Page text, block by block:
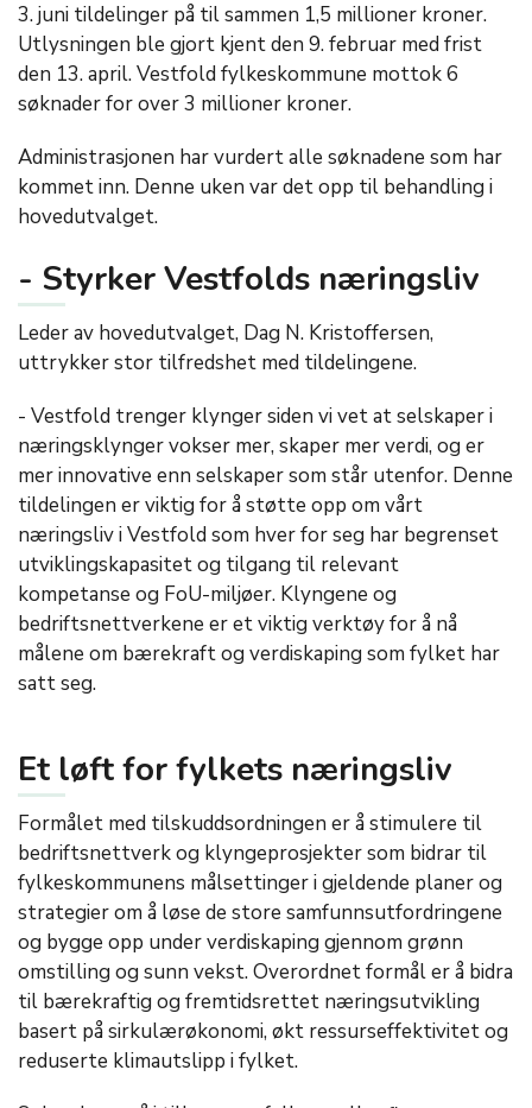
3. juni tildelinger på til sammen 1,5 millioner kroner.
Utlysningen ble gjort kjent den 9. februar med frist
den 13. april. Vestfold fylkeskommune mottok 6
søknader for over 3 millioner kroner.
Administrasjonen har vurdert alle søknadene som har
kommet inn. Denne uken var det opp til behandling i
hovedutvalget.
- Styrker Vestfolds næringsliv
Leder av hovedutvalget, Dag N. Kristoffersen,
uttrykker stor tilfredshet med tildelingene.
- Vestfold trenger klynger siden vi vet at selskaper i
næringsklynger vokser mer, skaper mer verdi, og er
mer innovative enn selskaper som står utenfor. Denne
tildelingen er viktig for å støtte opp om vårt
næringsliv i Vestfold som hver for seg har begrenset
utviklingskapasitet og tilgang til relevant
kompetanse og FoU-miljøer. Klyngene og
bedriftsnettverkene er et viktig verktøy for å nå
målene om bærekraft og verdiskaping som fylket har
satt seg.
Et løft for fylkets næringsliv
Formålet med tilskuddsordningen er å stimulere til
bedriftsnettverk og klyngeprosjekter som bidrar til
fylkeskommunens målsettinger i gjeldende planer og
strategier om å løse de store samfunnsutfordringene
og bygge opp under verdiskaping gjennom grønn
omstilling og sunn vekst. Overordnet formål er å bidra
til bærekraftig og fremtidsrettet næringsutvikling
basert på sirkulærøkonomi, økt ressurseffektivitet og
reduserte klimautslipp i fylket.